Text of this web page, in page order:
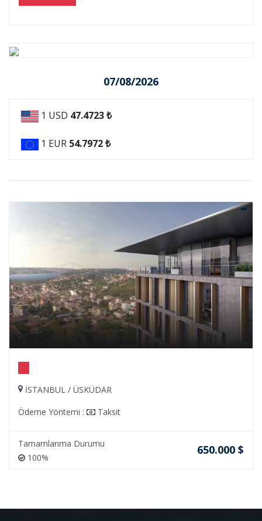
07/08/2026
1 USD 47.4723 ₺
1 EUR 54.7972 ₺
İSTANBUL / ÜSKÜDAR
Ödeme Yöntemi :
Taksit
Tamamlanma Durumu
100%
650.000 $